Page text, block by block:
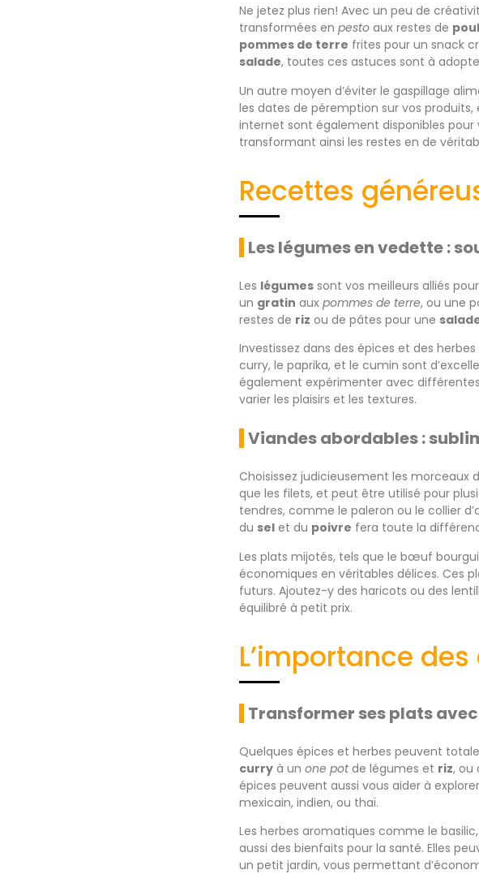
Ne jetez plus rien! Avec un peu de
transformées en pesto aux restes de
pommes de terre frites pour un snack
salade, toutes ces astuces sont à
Un autre moyen d’éviter le gaspillage
les dates de péremption sur vos
internet sont également disponibles pour
transformant ainsi les restes en de
Recettes
Les légumes en vedette :
Les légumes sont vos meilleurs alliés
un gratin aux pommes de terre, ou une
restes de riz ou de pâtes pour une
Investissez dans des épices et des
curry, le paprika, et le cumin sont
également expérimenter avec
varier les plaisirs et les textures.
Viandes abordables :
Choisissez judicieusement les morceaux
que les filets, et peut être utilisé pour
tendres, comme le paleron ou le collier
du sel et du poivre fera toute la
Les plats mijotés, tels que le bœuf
économiques en véritables délices. Ces
futurs. Ajoutez-y des haricots ou des
équilibré à petit prix.
L’importance
Transformer ses plats
Quelques épices et herbes peuvent
curry à un one potde légumes et riz, ou
épices peuvent aussi vous aider à
mexicain, indien, ou thaï.
Les herbes aromatiques comme le
aussi des bienfaits pour la santé. Elles
un petit jardin, vous permettant